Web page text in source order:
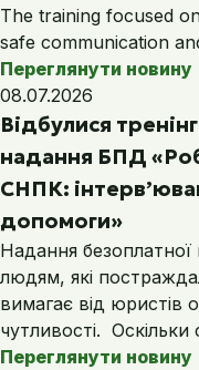
The training focused
safe communication
Переглянути новину
08.07.2026
Відбулися
надання БПД
СНПК:
допомоги»
Надання
людям, які
вимагає від юристів
чутливості.
Переглянути новину